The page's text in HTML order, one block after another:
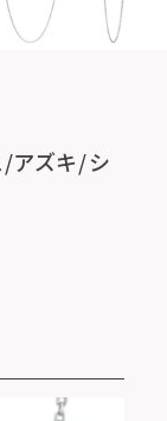
/アズキ/シ